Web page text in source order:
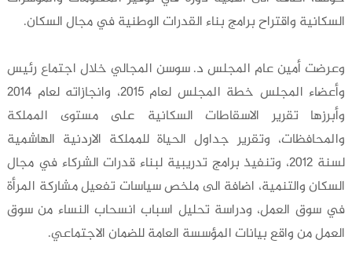
السكانية واقتراح برامج بناء القدرات الوطنية في مجال السكان.
وعرضت أمين عام المجلس د. سوسن المجالي خلال اجتماع رئيس
وأعضاء المجلس خطة المجلس لعام 2015، وانجازاته لعام 2014
وأبرزها تقرير الاسقاطات السكانية على مستوى المملكة
والمحافظات، وتقرير جداول الحياة للمملكة الاردنية الهاشمية
لسنة 2012، وتنفيذ برامج تدريبية لبناء قدرات الشركاء في مجال
السكان والتنمية، اضافة الى ملخص سياسات تفعيل مشاركة المرأة
في سوق العمل، ودراسة تحليل اسباب انسحاب النساء من سوق
العمل من واقع بيانات المؤسسة العامة للضمان الاجتماعي.